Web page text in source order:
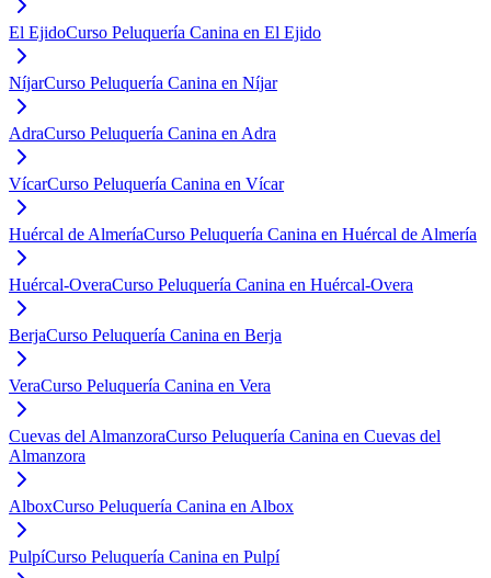
El EjidoCurso Peluquería Canina en El Ejido
NíjarCurso Peluquería Canina en Níjar
AdraCurso Peluquería Canina en Adra
VícarCurso Peluquería Canina en Vícar
Huércal de AlmeríaCurso Peluquería Canina en Huércal de Almería
Huércal-OveraCurso Peluquería Canina en Huércal-Overa
BerjaCurso Peluquería Canina en Berja
VeraCurso Peluquería Canina en Vera
Cuevas del AlmanzoraCurso Peluquería Canina en Cuevas del
Almanzora
AlboxCurso Peluquería Canina en Albox
PulpíCurso Peluquería Canina en Pulpí